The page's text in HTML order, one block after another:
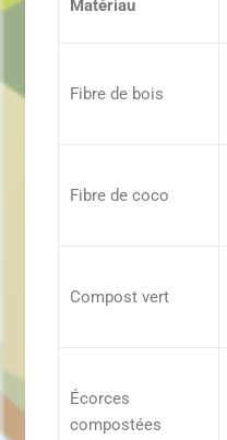
Matériau
Fibre de bois
Fibre de coco
Compost vert
Écorces
compostées